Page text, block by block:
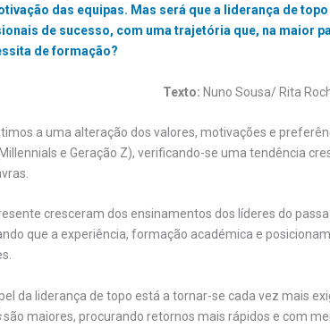
das equipas. Mas será que a liderança de
de sucesso, com uma trajetória que, na maior
de formação?
Texto: Nuno Sousa/ Rita
a uma alteração dos valores, motivações e
e Geração Z), verificando-se uma tendência
cresceram dos ensinamentos dos líderes do
que a experiência, formação académica e
da liderança de topo está a tornar-se cada vez mais
são maiores, procurando retornos mais rápidos e com